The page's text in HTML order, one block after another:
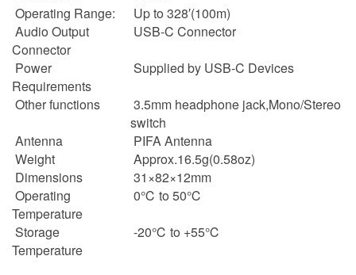
Operating Range:
Up to 328′(100m)
Audio Output
Connector
USB-C Connector
Power
Requirements
Supplied by USB-C Devices
Other functions
3.5mm headphone jack,Mono/Stereo
switch
Antenna
PIFA Antenna
Weight
Approx.16.5g(0.58oz)
Dimensions
31×82×12mm
Operating
Temperature
0℃ to 50℃
Storage
Temperature
-20℃ to +55℃